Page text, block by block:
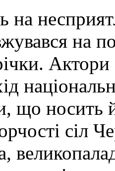
на
на
Актори
що носить
сіл